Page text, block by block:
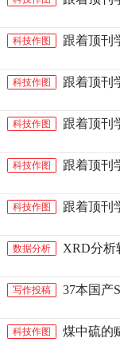
科技作图 跟着顶刊
科技作图 跟着顶刊
科技作图 跟着顶刊
科技作图 跟着顶刊
科技作图 跟着顶刊
数据分析 XRD分析
写作投稿 37本国产
科技作图 煤中硫的